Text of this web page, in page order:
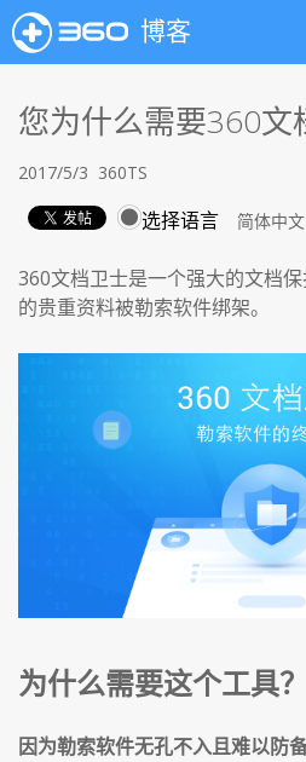
博客
您为什么需要360文
2017/5/3 360TS
选择语言
360文档卫士是一个强大的文档
的贵重资料被勒索软件绑架。
为什么需要这个工具？
因为勒索软件无孔不入且难以防